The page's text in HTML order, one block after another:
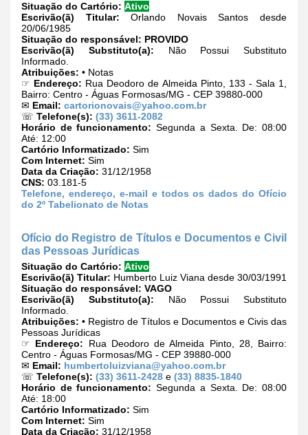
Situação do Cartório: Ativo
Escrivão(ã) Titular: Orlando Novais Santos desde
20/06/1985
Situação do responsável: PROVIDO
Escrivão(ã) Substituto(a): Não Possui Substituto
Informado.
Atribuições: • Notas
☞ Endereço: Rua Deodoro de Almeida Pinto, 133 - Sala 1,
Bairro: Centro - Águas Formosas/MG - CEP 39880-000
✉ Email: cartorionovais@yahoo.com.br
☏ Telefone(s): (33) 3611-2082
Horário de funcionamento: Segunda a Sexta. De: 08:00
Até: 12:00
Cartório Informatizado: Sim
Com Internet: Sim
Data da Criação: 31/12/1958
CNS: 03.181-5
Telefone, endereço, e-mail e todos os dados do Ofício
do 2º Tabelionato de Notas
Ofício do Registro de Títulos e Documentos e Civil
das Pessoas Jurídicas
Situação do Cartório: Ativo
Escrivão(ã) Titular: Humberto Luiz Viana desde 30/03/1991
Situação do responsável: VAGO
Escrivão(ã) Substituto(a): Não Possui Substituto
Informado.
Atribuições: • Registro de Títulos e Documentos e Civis das
Pessoas Jurídicas
☞ Endereço: Rua Deodoro de Almeida Pinto, 28, Bairro:
Centro - Águas Formosas/MG - CEP 39880-000
✉ Email: humbertoluizviana@yahoo.com.br
☏ Telefone(s): (33) 3611-2428 e (33) 8835-1840
Horário de funcionamento: Segunda a Sexta. De: 08:00
Até: 18:00
Cartório Informatizado: Sim
Com Internet: Sim
Data da Criação: 31/12/1958